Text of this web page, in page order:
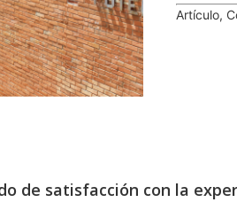
Artículo,
de satisfacción con la